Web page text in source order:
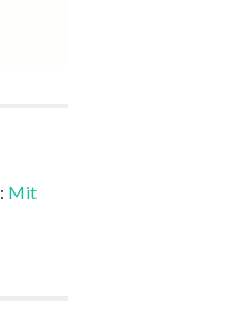
: Mit